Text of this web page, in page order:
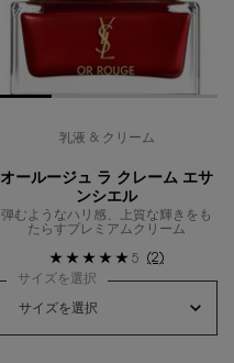
乳液 & クリーム
オールージュ ラ クレーム エサ
ンシエル
弾むようなハリ感、上質な輝きをも
たらすプレミアムクリーム
5
(2)
サイズを選択